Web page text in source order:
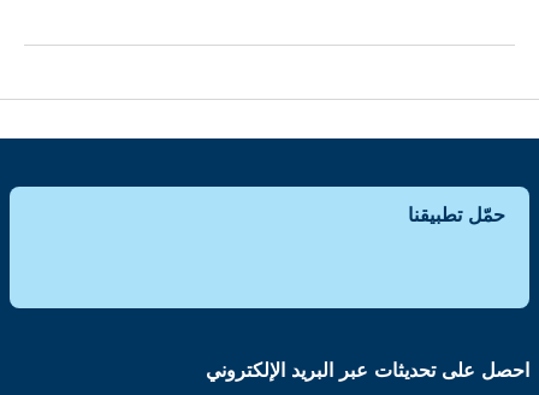
حمّل تطبيقنا
احصل على تحديثات عبر البريد الإلكتروني